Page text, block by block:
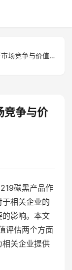
N219碳黑产品定价分析市场竞争与价值评估
竞争与价
碳黑产品作
相关企业的
影响。本文
评估两个方面
关企业提供